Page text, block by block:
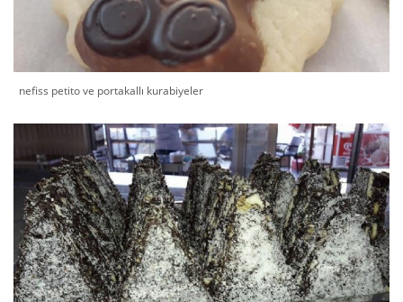
nefiss petito ve portakallı kurabiyeler